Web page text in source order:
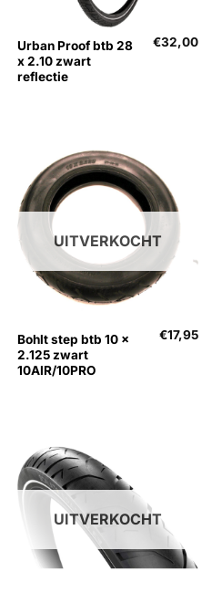
Urban Proof btb 28
x 2.10 zwart
reflectie
€32,00
UITVERKOCHT
Bohlt step btb 10 x
2.125 zwart
10AIR/10PRO
€17,95
UITVERKOCHT